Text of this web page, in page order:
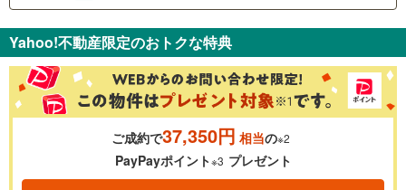
金利 ％
0.01%
Yahoo!不動産限定のおトクな特典
ご成約で37,350円 相当の※2
PayPayポイント※3 プレゼント